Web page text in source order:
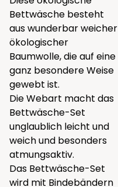
Bettwäsche besteht
aus wunderbar weicher
ökologischer
Baumwolle, die auf eine
ganz besondere Weise
gewebt ist.
Die Webart macht das
Bettwäsche-Set
unglaublich leicht und
weich und besonders
atmungsaktiv.
Das Bettwäsche-Set
wird mit Bindebändern